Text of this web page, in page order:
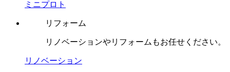
ミニプロト
リフォーム
リノベーションやリフォームもお任せください。
リノベーション